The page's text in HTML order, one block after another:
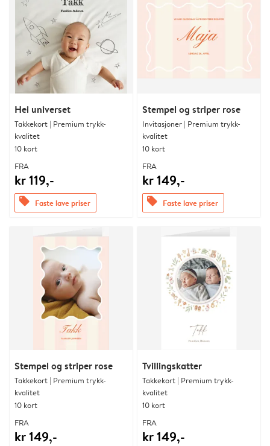
Hei universet
Takkekort | Premium trykk-
kvalitet
10 kort
FRA
kr 119,-
offers Faste lave priser
Stempel og striper rose
Invitasjoner | Premium trykk-
kvalitet
10 kort
FRA
kr 149,-
offers Faste lave priser
Stempel og striper rose
Takkekort | Premium trykk-
kvalitet
10 kort
FRA
kr 149,-
Tvillingskatter
Takkekort | Premium trykk-
kvalitet
10 kort
FRA
kr 149,-